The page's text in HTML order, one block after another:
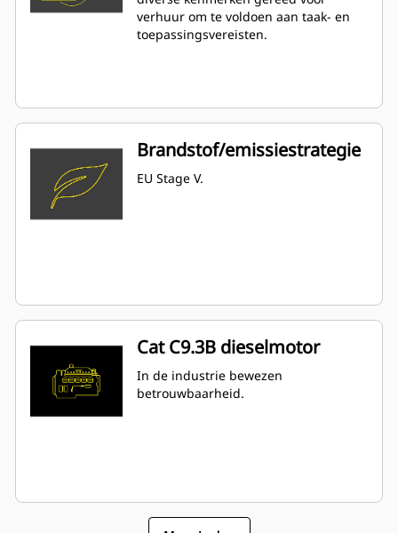
verhuur om te voldoen aan taak- en
toepassingsvereisten.
Brandstof/emissiestrategie
EU Stage V.
Cat C9.3B dieselmotor
In de industrie bewezen
betrouwbaarheid.